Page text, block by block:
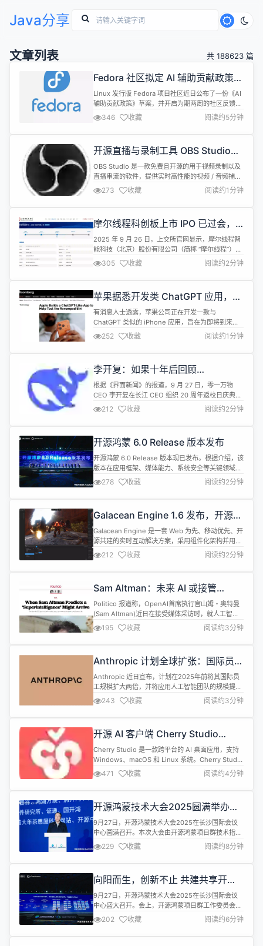
Java分享
文章列表 共 188623 篇
Fedora 社区拟定 AI 辅助贡献政策，
进入审议阶段
Linux 发行版 Fedora 项目社区近日公布了一份《AI
辅助贡献政策》草案，并开启为期两周的社区反馈
期，之后将由理事会投票决定是否正式采纳。该政策
旨在为贡献者和用户提供明确指引，确保 AI 在推动
创新的同时不违背开源价值。 草案分为几个核心部
点 总体理念 (“Philosophy”) 把 AI 视为...
346 收藏 阅读约5分钟
开源直播与录制工具 OBS Studio
32.0.1 发布
OBS Studio 是一款免费且开源的用于视频录制以及
直播串流的软件，提供实时高性能的视频 / 音频捕捉
与混合，以及无限的场景模式帮助用户通过自定义实
现无缝转换。 OBS Studio 32.0.1 现已发布，一些更
新内容包括： Hotfix Changes 修复了 Windows
32.0.0 中切...
273 收藏 阅读约1分钟
摩尔线程科创板上市 IPO 已过会，
冲刺“国产 GPU 第一股”
2025 年 9 月 26 日，上交所官网显示，摩尔线程智
能科技（北京）股份有限公司（简称 “摩尔线程”）科
创板 IPO 项目获得上市委审议通过，保荐机构为中信
证券股份有限公司。 从 IPO 申请被上交所受理到过
会，摩尔线程用时不到 3 个月，创科创板纪录，其拟
发。 摩尔线程创立于 2020 年，专注于全功...
305 收藏 阅读约2分钟
苹果据悉开发类 ChatGPT 应用，仅
供内部测试新版 Siri
有消息人士透露，苹果公司正在开发一款与
ChatGPT 类似的 iPhone 应用，旨在为即将到来的
Siri 重大改版进行测试。这款软件代号为
Veritas（拉丁语意为“真理”），目前仅供内部使用，
苹果暂时没有将其面向消费者发布的计划。 目前，苹
Siri 的新功能。据悉，这款应用的主要功能之一是帮
助 Sir...
252 收藏 阅读约1分钟
李开复：如果十年后回顾
DeepSeek 如何让中国未落后美
国，答案一定是开源
根据《界面新闻》的报道，9 月 27 日，零一万物
CEO 李开复在长江 CEO 组织 20 周年返校日庆典上
表示，DeepSeek 对中国 AI 发展的核心贡献在于推
动了开源生态的形成。“如果十年后，我们回顾
DeepSeek 怎么让中国没有落后于美国，答案并非
时代。” 李开复提到，自 DeepSeek 开源以...
212 收藏 阅读约2分钟
开源鸿蒙 6.0 Release 版本发布
开源鸿蒙 6.0 Release 版本现已发布。根据介绍，该
版本在应用框架、媒体能力、系统安全等关键领域实
现多项技术突破，进一步提升了系统可用性与开发效
率，生态适配更趋友好。 在应用开发层面，该版本对
ArkUI组件能力进行深度优化，新增组件背景安全区
邻接时，背景可自然延伸至对应区域，配合无感监听
全量手势事件的支持...
278 收藏 阅读约2分钟
Galacean Engine 1.6 发布，开源
Web 3D 引擎
Galacean Engine 是一套 Web 为先、移动优先、开
源共建的实时互动解决方案，采用组件化架构并用
Typescript 编写。 它包含渲染、物理、动画、交
互、XR等功能，并提供了具备完善工作流的可视化在
线编辑器，帮助你在浏览器上创作绚丽的 2D/3D 互
Web 互动创作平台 Editor 运行时：...
212 收藏 阅读约2分钟
Sam Altman：未来 AI 或接管
30%-40% 工作
Politico 报道称，OpenAI首席执行官山姆・奥特曼
(Sam Altman)近日在接受媒体采访时，就人工智能
（AI）未来发展、通用人工智能（AGI）落地时间、
AI对就业的影响以及AI与人类关系等热点话题发表看
法，引发广泛关注。 在谈及通用人工智能的发展进程
2030年前实现，这类AI将具备“远超人类的智能水
平”...
195 收藏 阅读约3分钟
Anthropic 计划全球扩张：国际员工
将翻倍，聚焦 AI 市场
Anthropic 近日宣布，计划在2025年前将其国际员
工规模扩大两倍，并将应用人工智能团队的规模提升
至原来的五倍。这一决策旨在强化其在美国以外市场
的业务，进一步增强与 OpenAI、微软和谷歌的竞争
力。 当前，Claude 的使用量已显著增加，近80%
和新加坡等国，Claude 的渗透率已超过美国。
Anth...
243 收藏 阅读约3分钟
开源 AI 客户端 Cherry Studio
v1.6.0 发布
Cherry Studio 是一款跨平台的 AI 桌面应用，支持
Windows、macOS 和 Linux 系统。Cherry Studio
1.6.0 已正式发布，下面是这个里程碑式版本的主要
变化。 一、接入全新的 AI SDK 并重构了底层框架，
为 Cherry Studio 带来了脱胎换骨的性能提升。这意
每...
471 收藏 阅读约4分钟
开源鸿蒙技术大会2025圆满举办，
凝聚开源力量勾勒万物智联新未来
9月27日，开源鸿蒙技术大会2025在长沙国际会议
中心圆满召开。本次大会由开源鸿蒙项目群技术指导
委员会（TSC，Technical Steering Committee）
主办，华为承办，深开鸿、开鸿智谷、鸿湖万联、润
开鸿、九联开鸿、中软国际、诚迈科技、北京理工大
所、证通、国开鸿等合作单位协力支持。 本届大会汇
聚了...
229 收藏 阅读约8分钟
向阳而生，创新不止 共建共享开源
鸿蒙新世界
9月27日，开源鸿蒙技术大会2025在长沙国际会议
中心盛大召开。会上，开源鸿蒙项目群工作委员会执
行主席章晓峰发表题为《共建共享开源鸿蒙新世界》
的主题演讲，全面阐述了开源鸿蒙的发展理念、行业
落地与社区建设成果，并呼吁社会各界携手并进，共
202 收藏 阅读约6分钟